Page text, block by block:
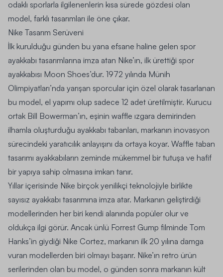
odaklı sporlarla ilgilenenlerin kısa sürede gözdesi olan
model, farklı tasarımları ile öne çıkar.
Nike Tasarım Serüveni
İlk kurulduğu günden bu yana efsane haline gelen spor
ayakkabı tasarımlarına imza atan Nike’ın, ilk ürettiği spor
ayakkabısı Moon Shoes’dur. 1972 yılında Münih
Olimpiyatları’nda yarışan sporcular için özel olarak tasarlanan
bu model, el yapımı olup sadece 12 adet üretilmiştir. Kurucu
ortak Bill Bowerman’ın, eşinin waffle ızgara demirinden
ilhamla oluşturduğu ayakkabı tabanları, markanın inovasyon
sürecindeki yaratıcılık anlayışını da ortaya koyar. Waffle taban
tasarımı ayakkabıların zeminde mükemmel bir tutuşa ve hafif
bir yapıya sahip olmasına imkan tanır.
Yıllar içerisinde Nike birçok yenilikçi teknolojiyle birlikte
sayısız ayakkabı tasarımına imza atar. Markanın geliştirdiği
modellerinden her biri kendi alanında popüler olur ve
oldukça ilgi görür. Ancak ünlü Forrest Gump filminde Tom
Hanks’in giydiği Nike Cortez, markanın ilk 20 yılına damga
vuran modellerden biri olmayı başarır. Nike’ın retro ürün
serilerinden olan bu model, o günden sonra markanın kült